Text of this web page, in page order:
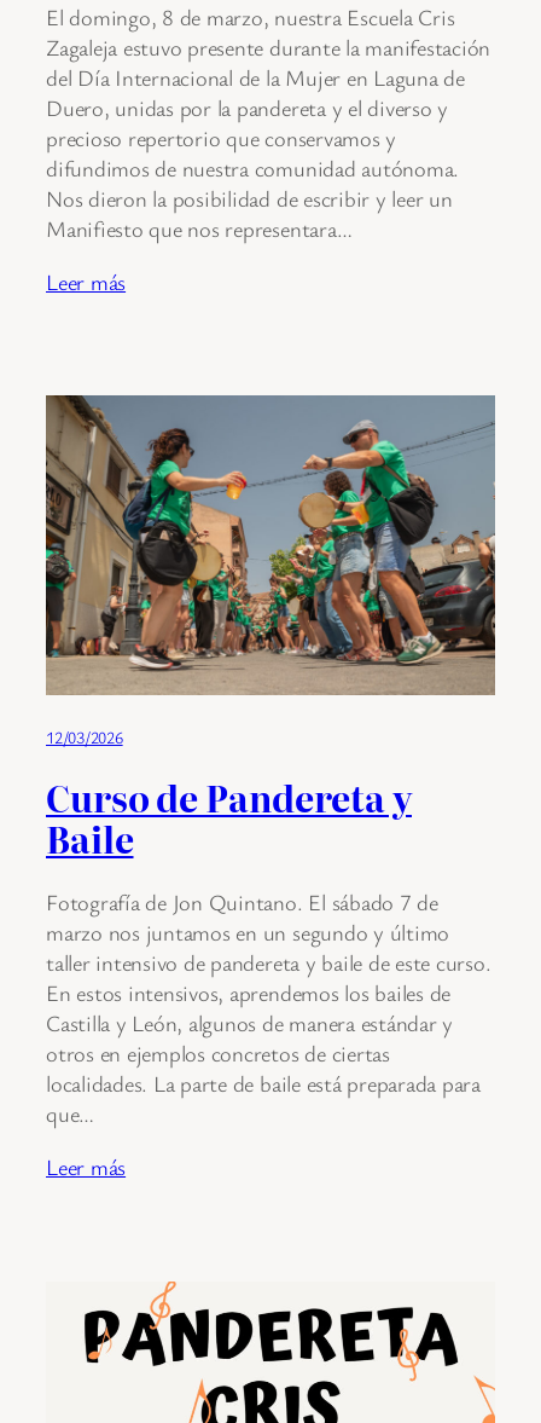
El domingo, 8 de marzo, nuestra Escuela Cris
Zagaleja estuvo presente durante la manifestación
del Día Internacional de la Mujer en Laguna de
Duero, unidas por la pandereta y el diverso y
precioso repertorio que conservamos y
difundimos de nuestra comunidad autónoma.
Nos dieron la posibilidad de escribir y leer un
Manifiesto que nos representara…
Leer más
12/03/2026
Curso de Pandereta y
Baile
Fotografía de Jon Quintano. El sábado 7 de
marzo nos juntamos en un segundo y último
taller intensivo de pandereta y baile de este curso.
En estos intensivos, aprendemos los bailes de
Castilla y León, algunos de manera estándar y
otros en ejemplos concretos de ciertas
localidades. La parte de baile está preparada para
que…
Leer más